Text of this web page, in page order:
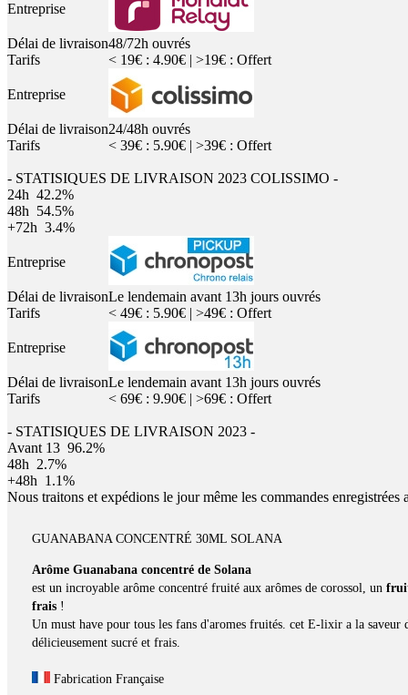
Entreprise
Délai de livraison48/72h ouvrés
Tarifs
< 19€ : 4.90€ | >19€ : Offert
Entreprise
Délai de livraison24/48h ouvrés
Tarifs
< 39€ : 5.90€ | >39€ : Offert
- STATISIQUES DE LIVRAISON 2023 COLISSIMO -
24h 42.2%
48h 54.5%
+72h 3.4%
Entreprise
Délai de livraisonLe lendemain avant 13h jours ouvrés
Tarifs
< 49€ : 5.90€ | >49€ : Offert
Entreprise
Délai de livraisonLe lendemain avant 13h jours ouvrés
Tarifs
< 69€ : 9.90€ | >69€ : Offert
- STATISIQUES DE LIVRAISON 2023 -
Avant 13 96.2%
48h 2.7%
+48h 1.1%
Nous traitons et expédions le jour même les commandes
GUANABANA CONCENTRÉ 30ML SOLANA
Arôme Guanabana concentré de Solana
est un incroyable arôme concentré fruité aux arômes de corossol, un
frais !
Un must have pour tous les fans d'aromes fruités. cet E-lixir a la
délicieusement sucré et frais.
Fabrication Française